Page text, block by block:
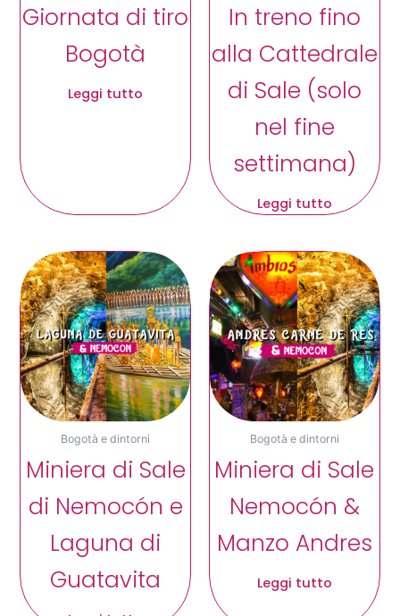
Giornata di tiro
Bogotà
Leggi tutto
In treno fino
alla Cattedrale
di Sale (solo
nel fine
settimana)
Leggi tutto
Bogotà e dintorni
Miniera di Sale
di Nemocón e
Laguna di
Guatavita
Bogotà e dintorni
Miniera di Sale
Nemocón &
Manzo Andres
Leggi tutto